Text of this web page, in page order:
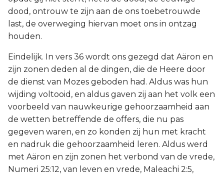
dood, ontrouw te zijn aan de ons toebetrouwde
last, de overweging hiervan moet ons in ontzag
houden.
Eindelijk. In vers 36 wordt ons gezegd dat Aäron en
zijn zonen deden al de dingen, die de Heere door
de dienst van Mozes geboden had. Aldus was hun
wijding voltooid, en aldus gaven zij aan het volk een
voorbeeld van nauwkeurige gehoorzaamheid aan
de wetten betreffende de offers, die nu pas
gegeven waren, en zo konden zij hun met kracht
en nadruk die gehoorzaamheid leren. Aldus werd
met Aäron en zijn zonen het verbond van de vrede,
Numeri 25:12, van leven en vrede, Maleachi 2:5,